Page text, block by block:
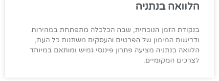
הלוואה בנתניה
בנקודת הזמן הנוכחית, שבה הכלכלה מתפתחת במהירות
ודרישות המימון של הפרטים והעסקים משתנות כל העת,
הלוואה בנתניה מציעה פתרון פיננסי גמיש ומותאם במיוחד
לצרכים המקומיים.